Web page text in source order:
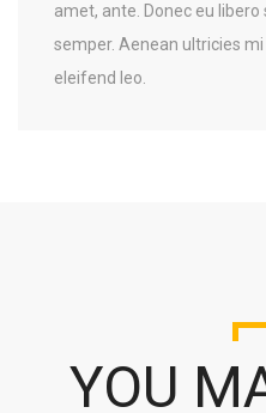
amet, ante. Donec eu
semper. Aenean ultricies
eleifend leo.
YOU